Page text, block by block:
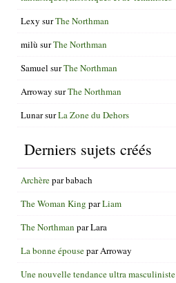
Lexy surThe Northman
milù surThe Northman
Samuel surThe Northman
Arroway surThe Northman
LunarsurLa Zone du Dehors
Derniers sujets créés
Archèreparbabach
The Woman King parLiam
The Northman parLara
La bonne épouseparArroway
Une nouvelle tendance ultra masculiniste